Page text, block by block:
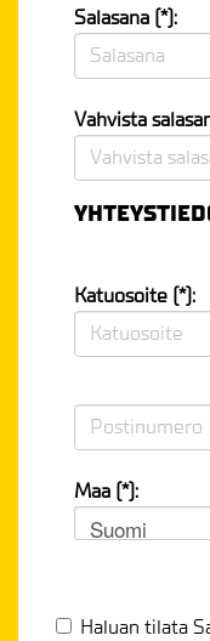
Salasana (*):
Vahvista
Katuosoite (*):
Maa (*):
Suomi
Haluan tilata